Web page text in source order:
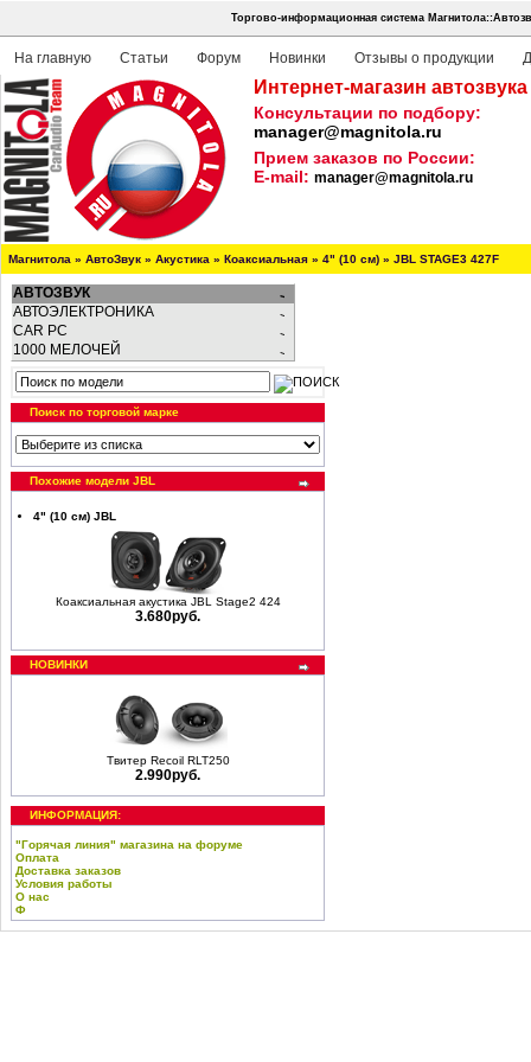
Торгово-информационная система
На главную Статьи Форум Новинки Отзывы о продукции
Интернет-магазин
Консультации по подбору:
manager@magnitola.ru
Прием заказов по России:
E-mail: manager@magnitola.ru
Магнитола » АвтоЗвук » Акустика » Коаксиальная » 4" (10 см) » JBL STAGE3 427F
АВТОЗВУК
АВТОЭЛЕКТРОНИКА
CAR PC
1000 МЕЛОЧЕЙ
Поиск по торговой марке
Похожие модели JBL
4" (10 см) JBL
Коаксиальная акустика JBL Stage2 424
3.680руб.
НОВИНКИ
Твитер Recoil RLT250
2.990руб.
ИНФОРМАЦИЯ:
"Горячая линия" магазина на форуме
Оплата
Доставка заказов
Условия работы
О нас
Ф